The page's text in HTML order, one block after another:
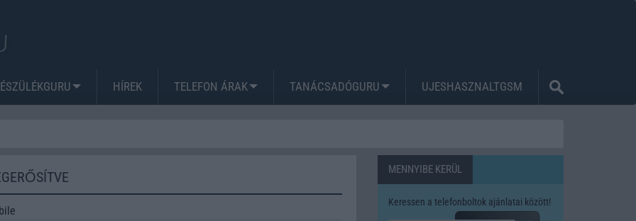
HÍREK TELEFON ÁRAK TANÁCSADÓGURU UJESHASZNALTGSM
MENNYIBE KERÜL
Keressen a telefonboltok ajánlatai között!